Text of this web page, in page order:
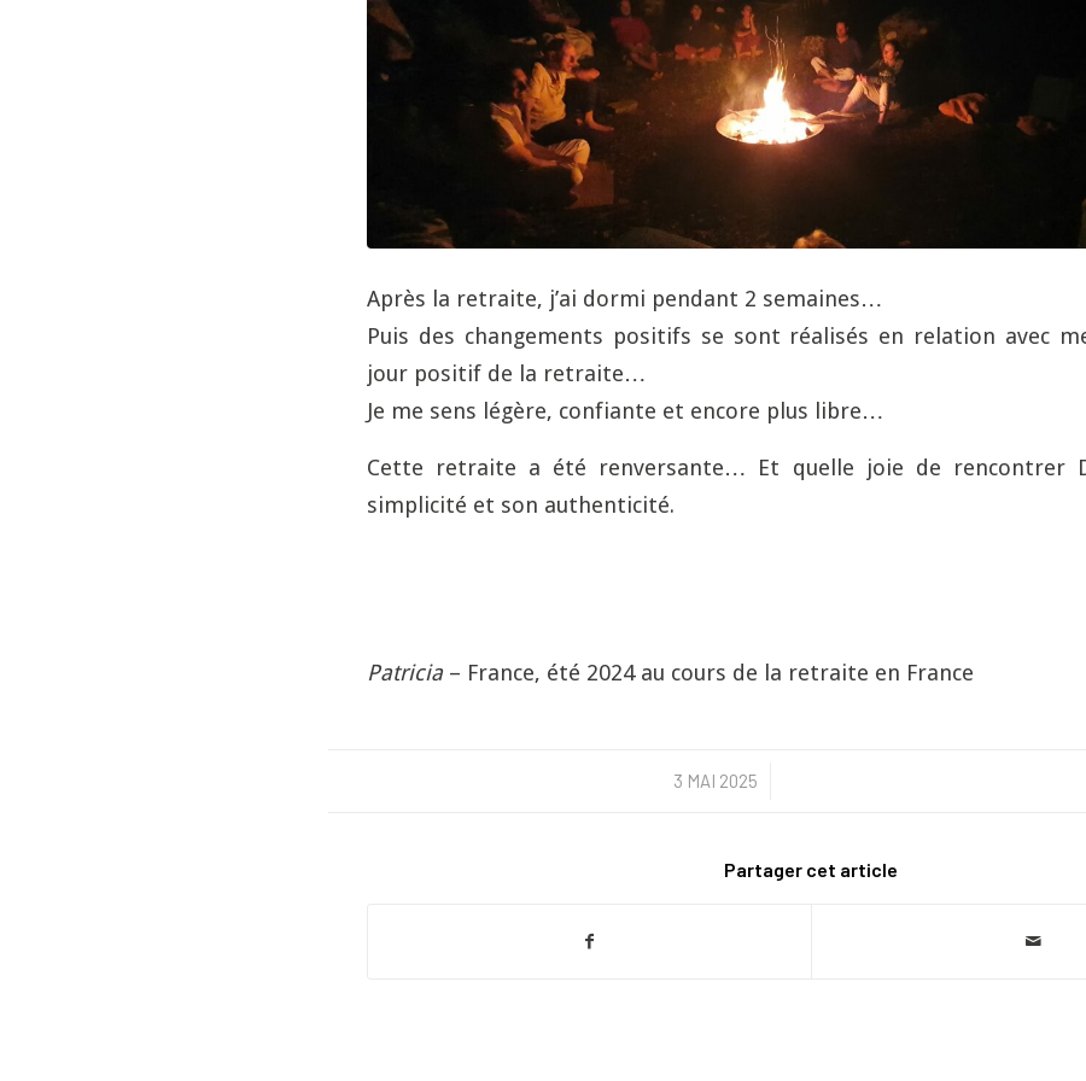
Après la retraite, j’ai dormi pendant 2 semaines…
Puis des changements positifs se sont réalisés en relation avec
jour positif de la retraite…
Je me sens légère, confiante et encore plus libre…
Cette retraite a été renversante… Et quelle joie de rencontrer
simplicité et son authenticité.
Patricia – France, été 2024 au cours de la retraite en France
3 MAI 2025
/
Partager cet article